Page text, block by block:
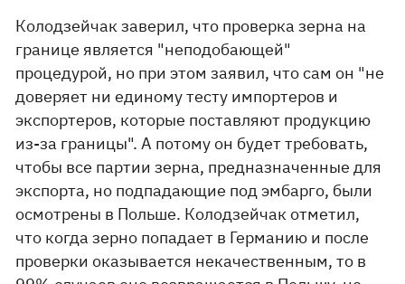
Колодзейчак заверил, что проверка зерна на
границе является "неподобающей"
процедурой, но при этом заявил, что сам он "не
доверяет ни единому тесту импортеров и
экспортеров, которые поставляют продукцию
из-за границы". А потому он будет требовать,
чтобы все партии зерна, предназначенные для
экспорта, но подпадающие под эмбарго, были
осмотрены в Польше. Колодзейчак отметил,
что когда зерно попадает в Германию и после
проверки оказывается некачественным, то в